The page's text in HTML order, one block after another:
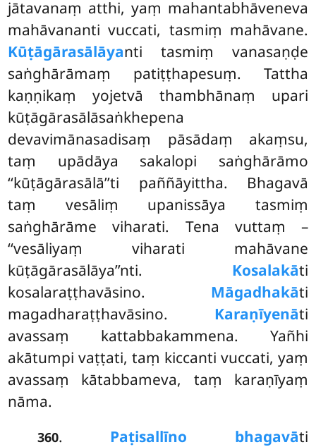
jātavanaṃ atthi, yaṃ mahantabhāveneva
mahāvananti vuccati, tasmiṃ mahāvane.
Kūṭāgārasālāyanti tasmiṃ vanasaṇḍe
saṅghārāmaṃ patiṭṭhapesuṃ. Tattha
kaṇṇikaṃ yojetvā thambhānaṃ upari
kūṭāgārasālāsaṅkhepena
devavimānasadisaṃ pāsādaṃ akaṃsu,
taṃ upādāya sakalopi saṅghārāmo
‘‘kūṭāgārasālā’’ti paññāyittha. Bhagavā
taṃ vesāliṃ upanissāya tasmiṃ
saṅghārāme viharati. Tena vuttaṃ –
‘‘vesāliyaṃ viharati mahāvane
kūṭāgārasālāya’’nti. Kosalakāti
kosalaraṭṭhavāsino. Māgadhakāti
magadharaṭṭhavāsino. Karaṇīyenāti
avassaṃ kattabbakammena. Yañhi
akātumpi vaṭṭati, taṃ kiccanti vuccati, yaṃ
avassaṃ kātabbameva, taṃ karaṇīyaṃ
nāma.
360. Paṭisallīno bhagavāti